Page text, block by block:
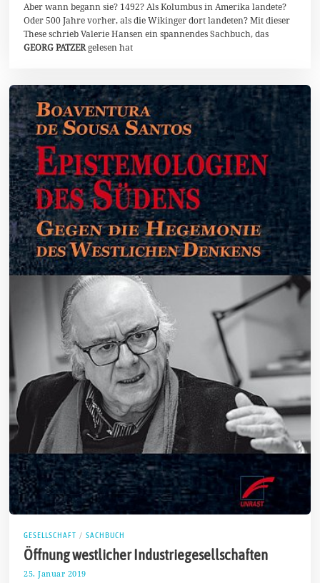
b
e
r
2
0
Aber wann begann sie? 1492? Als Kolumbus in Amerika landete?
Oder 500 Jahre vorher, als die Wikinger dort landeten? Mit dieser
These schrieb Valerie Hansen ein spannendes Sachbuch, das
GEORG PATZERgelesen hat
GESELLSCHAFT / SACHBUCH
Öffnung westlicher Industriegesellschaften
25. Januar 2019